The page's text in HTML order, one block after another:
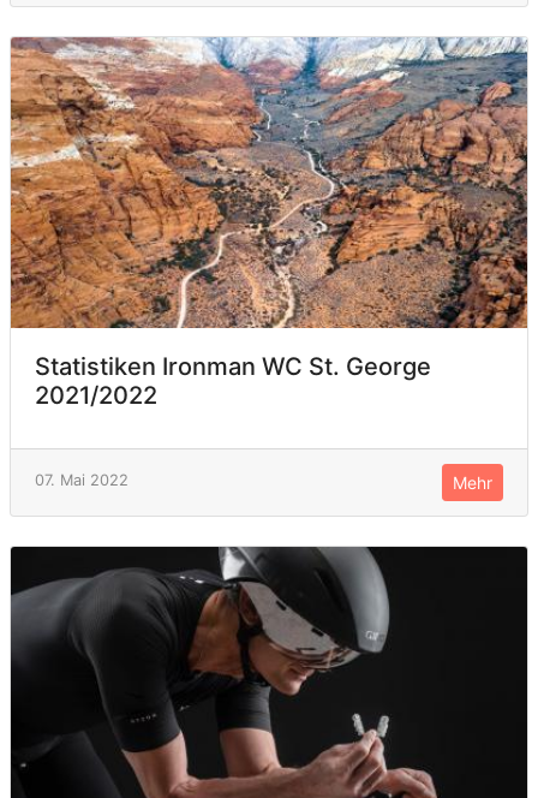
Statistiken Ironman WC St. George
2021/2022
07. Mai 2022 Mehr